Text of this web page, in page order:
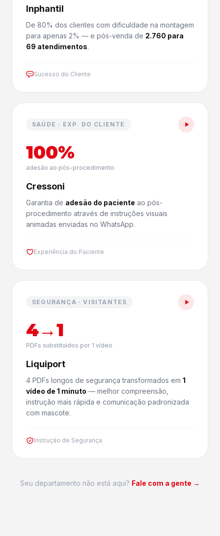
Inphantil
De 80% dos clientes com dificuldade na montagem
para apenas 2% — e pós-venda de 2.760 para
69 atendimentos.
Sucesso do Cliente
SAÚDE · EXP. DO CLIENTE
100%
adesão ao pós-procedimento
Cressoni
Garantia de adesão do paciente ao pós-
procedimento através de instruções visuais
animadas enviadas no WhatsApp.
Experiência do Paciente
SEGURANÇA · VISITANTES
4→1
PDFs substituídos por 1 vídeo
Liquiport
4 PDFs longos de segurança transformados em 1
vídeo de 1 minuto — melhor compreensão,
instrução mais rápida e comunicação padronizada
com mascote.
Instrução de Segurança
Seu departamento não está aqui? Fale com a gente →